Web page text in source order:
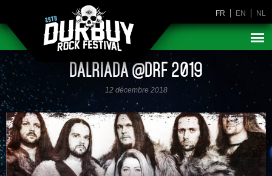
FR EN NL
DALRIADA @DRF 2019
12 décembre 2018